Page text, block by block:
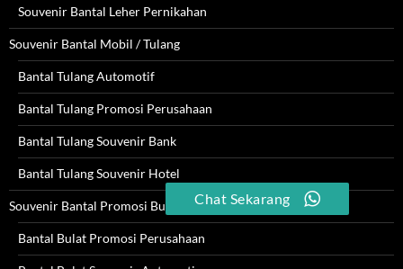
Souvenir Bantal Leher Pernikahan
Souvenir Bantal Mobil / Tulang
Bantal Tulang Automotif
Bantal Tulang Promosi Perusahaan
Bantal Tulang Souvenir Bank
Bantal Tulang Souvenir Hotel
Souvenir Bantal Promosi Bulat
Bantal Bulat Promosi Perusahaan
Chat Sekarang